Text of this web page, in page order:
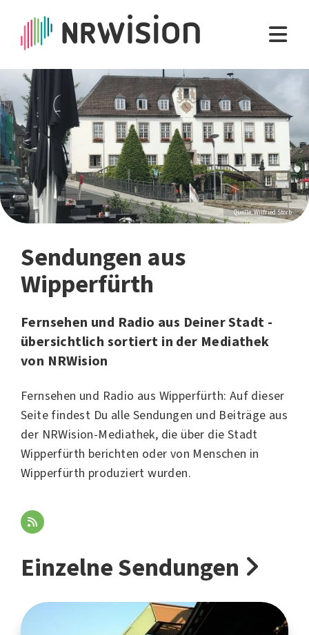
Sendungen aus
Wipperfürth
Fernsehen und Radio aus Deiner Stadt -
übersichtlich sortiert in der Mediathek
von NRWision
Fernsehen und Radio aus Wipperfürth: Auf dieser
Seite findest Du alle Sendungen und Beiträge aus
der NRWision-Mediathek, die über die Stadt
Wipperfürth berichten oder von Menschen in
Wipperfürth produziert wurden.
Quelle: Wilfried Storb
Einzelne Sendungen